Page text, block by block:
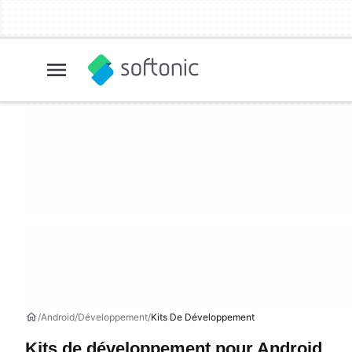
Android Développement Kits De Développement